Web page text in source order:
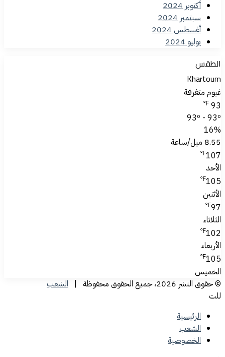
أكتوبر 2024
سبتمبر 2024
أغسطس 2024
يوليو 2024
الطقس
Khartoum
غيوم متفرقة
93
℉
93º - 93º
16%
8.55 ميل/ساعة
107
℉
الأحد
105
℉
الأثنين
97
℉
الثلاثاء
102
℉
الأربعاء
105
℉
الخميس
© حقوق النشر 2026، جميع الحقوق محفوظة |
الشعب
للت
الرئيسية
الشعب
الخصوصية